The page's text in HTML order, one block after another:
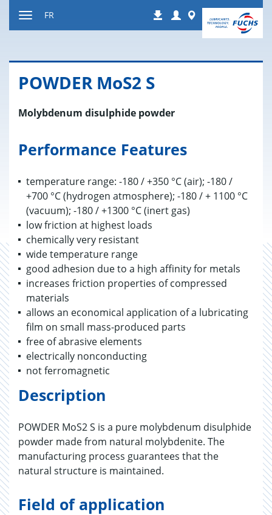
Téléchargements
Login Worldwide
FR
POW­DER MoS2 S
Molybdenum disulphide powder
Performance Features
temperature range: -180 / +350 °C (air); -180 /
+700 °C (hydrogen atmosphere); -180 / + 1100 °C
(vacuum); -180 / +1300 °C (inert gas)
low friction at highest loads
chemically very resistant
wide temperature range
good adhesion due to a high affinity for metals
increases friction properties of compressed
materials
allows an economical application of a lubricating
film on small mass-produced parts
free of abrasive elements
electrically nonconducting
not ferromagnetic
Description
POWDER MoS2 S is a pure molybdenum disulphide
powder made from natural molybdenite. The
manufacturing process guarantees that the
natural structure is maintained.
Field of application